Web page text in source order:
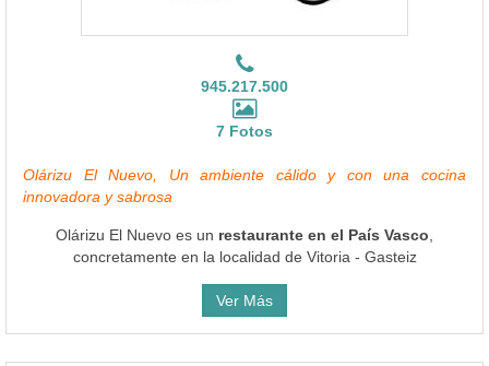
945.217.500
7 Fotos
Olárizu El Nuevo, Un ambiente cálido y con una cocina
innovadora y sabrosa
Olárizu El Nuevo es un restaurante en el País Vasco
concretamente en la localidad de Vitoria - Gasteiz
Ver Más